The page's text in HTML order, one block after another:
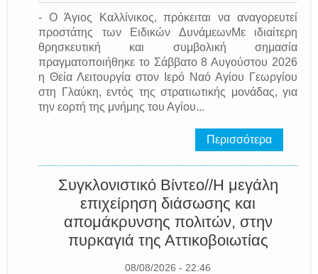
- Ο Άγιος Καλλίνικος, πρόκειται να αναγορευτεί
προστάτης των Ειδικών ΔυνάμεωνΜε ιδιαίτερη
θρησκευτική και συμβολική σημασία
πραγματοποιήθηκε το Σάββατο 8 Αυγούστου 2026
η Θεία Λειτουργία στον Ιερό Ναό Αγίου Γεωργίου
στη Γλαύκη, εντός της στρατιωτικής μονάδας, για
την εορτή της μνήμης του Αγίου...
Περισσότερα
Συγκλονιστικό Βίντεο//Η μεγάλη
επιχείρηση διάσωσης και
απομάκρυνσης πολιτών, στην
πυρκαγιά της Αττικοβοιωτίας
08/08/2026 - 22:46